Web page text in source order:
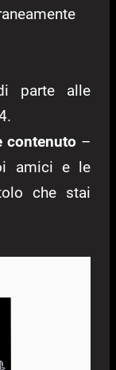
parte alle
contenuto –
amici e le
che stai